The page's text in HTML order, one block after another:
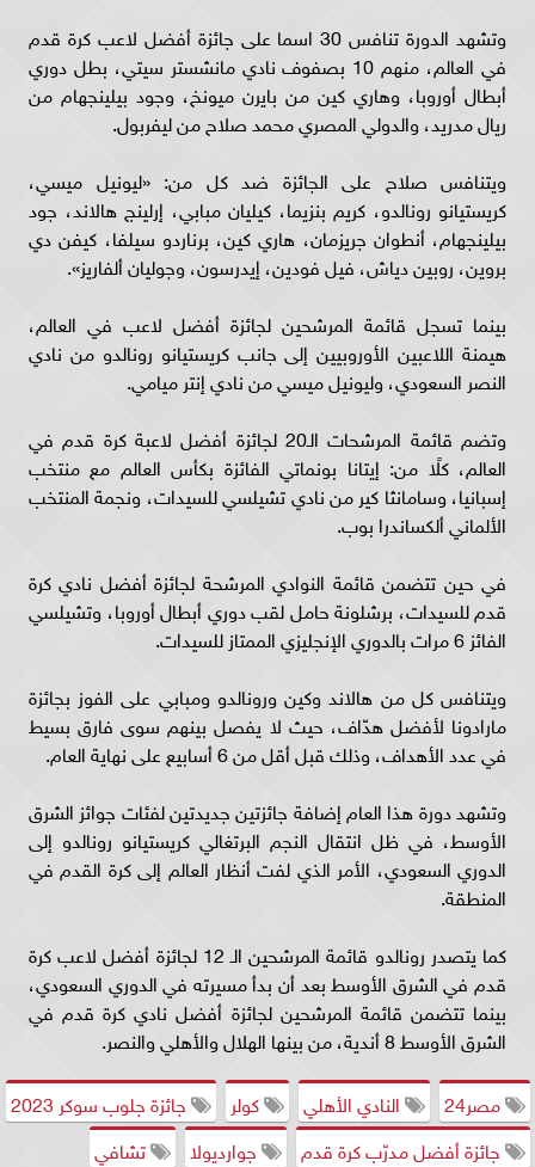
وتشهد الدورة تنافس 30 اسما على جائزة أفضل لاعب كرة قدم
في العالم، منهم 10 بصفوف نادي مانشستر سيتي، بطل دوري
أبطال أوروبا، وهاري كين من بايرن ميونخ، وجود بيلينجهام من
ريال مدريد، والدولي المصري محمد صلاح من ليفربول.
ويتنافس صلاح على الجائزة ضد كل من: «ليونيل ميسي،
كريستيانو رونالدو، كريم بنزيما، كيليان مبابي، إرلينج هالاند، جود
بيلينجهام، أنطوان جريزمان، هاري كين، برناردو سيلفا، كيفن دي
بروين، روبين دياش، فيل فودين، إيدرسون، وجوليان ألفاريز».
بينما تسجل قائمة المرشحين لجائزة أفضل لاعب في العالم،
هيمنة اللاعبين الأوروبيين إلى جانب كريستيانو رونالدو من نادي
النصر السعودي، وليونيل ميسي من نادي إنتر ميامي.
وتضم قائمة المرشحات الـ20 لجائزة أفضل لاعبة كرة قدم في
العالم، كلًا من: إيتانا بونماتي الفائزة بكأس العالم مع منتخب
إسبانيا، وسامانثا كير من نادي تشيلسي للسيدات، ونجمة المنتخب
الألماني ألكساندرا بوب.
في حين تتضمن قائمة النوادي المرشحة لجائزة أفضل نادي كرة
قدم للسيدات، برشلونة حامل لقب دوري أبطال أوروبا، وتشيلسي
الفائز 6 مرات بالدوري الإنجليزي الممتاز للسيدات.
ويتنافس كل من هالاند وكين ورونالدو ومبابي على الفوز بجائزة
مارادونا لأفضل هدّاف، حيث لا يفصل بينهم سوى فارق بسيط
في عدد الأهداف، وذلك قبل أقل من 6 أسابيع على نهاية العام.
وتشهد دورة هذا العام إضافة جائزتين جديدتين لفئات جوائز الشرق
الأوسط، في ظل انتقال النجم البرتغالي كريستيانو رونالدو إلى
الدوري السعودي، الأمر الذي لفت أنظار العالم إلى كرة القدم في
المنطقة.
كما يتصدر رونالدو قائمة المرشحين الـ 12 لجائزة أفضل لاعب كرة
قدم في الشرق الأوسط بعد أن بدأ مسيرته في الدوري السعودي،
بينما تتضمن قائمة المرشحين لجائزة أفضل نادي كرة قدم في
الشرق الأوسط 8 أندية، من بينها الهلال والأهلي والنصر.
مصر24
النادي الأهلي كولر
جائزة جلوب سوكر 2023
جائزة أفضل مدرّب كرة قدم
جوارديولا تشافي